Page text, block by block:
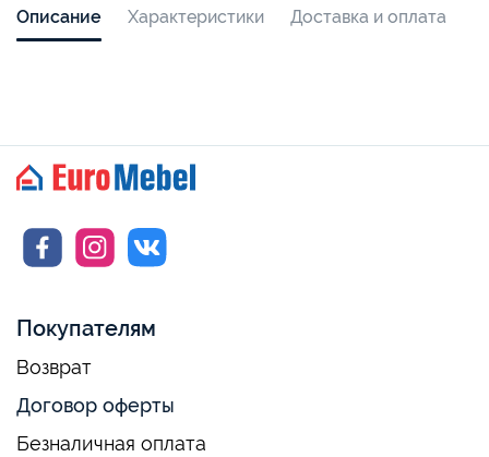
Описание Характеристики Доставка и оплата
Покупателям
Возврат
Договор оферты
Безналичная оплата